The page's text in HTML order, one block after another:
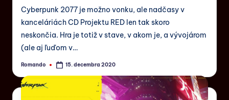
Cyberpunk 2077 je možno vonku, ale nadčasy v
kanceláriách CD Projektu RED len tak skoro
neskončia. Hra je totiž v stave, v akom je, a vývojárom
(ale aj ľuďom v…
Romando 15. decembra 2020